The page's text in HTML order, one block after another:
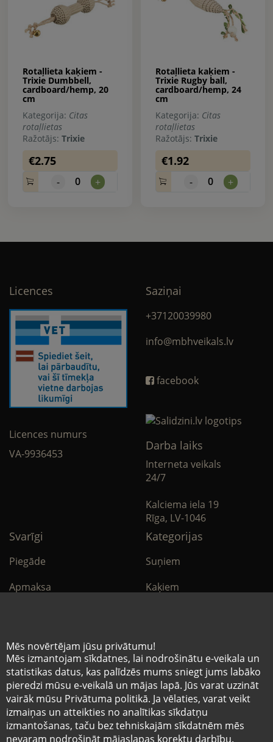
Mēs novērtējam jūsu privātumu!
Mēs izmantojam sīkdatnes, lai nodrošinātu e-veikala un
statistikas datus, kas palīdzēs mums sniegt jums labāko
pieredzi mūsu e-veikalā un mājas lapā. Jūs varat uzzināt
vairāk mūsu Privātuma politikā. Ja vēlaties, varat veikt
izmaiņas un atteikties no analītikas sīkdatņu
izmantošanas, taču bez tehniskajām sīkdatnēm mēs
nevaram nodrošināt mājaslapas korektu darbību.
Rotaļlieta kaķiem -
Trixie Dumbbell,
cardboard/hemp, 20
cm
Kategorija: Citas
rotaļlietas
Ražotājs: Trixie
€2.75
- 0 +
Rotaļlieta kaķiem -
Trixie Rugby ball,
cardboard/hemp, 24
cm
Kategorija: Citas
rotaļlietas
Ražotājs: Trixie
€1.92
- 0 +
Licences
Licences numurs
VA-9936453
Saziņai
+37120039980
info@mbhveikals.lv
facebook
Darba laiks
Interneta veikals
24/7
Kalciema iela 19
Rīga, LV-1046
Svarīgi
Piegāde
Apmaksa
Sīkdatņu noteikumi
Kategorijas
Suņiem
Kaķiem
© Mazo brāļu hospitālis 2026
Pēdējais tīmekļvietnē ievietotās informācijas
atjaunošanas datums 06.08.2026